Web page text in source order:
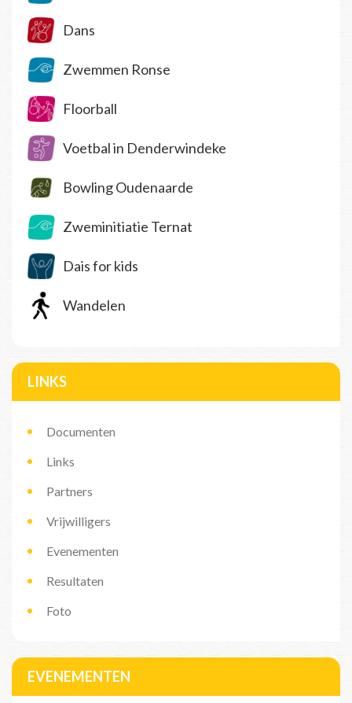
Dans
Zwemmen Ronse
Floorball
Voetbal in Denderwindeke
Bowling Oudenaarde
Zweminitiatie Ternat
Dais for kids
Wandelen
LINKS
Documenten
Links
Partners
Vrijwilligers
Evenementen
Resultaten
Foto
EVENEMENTEN